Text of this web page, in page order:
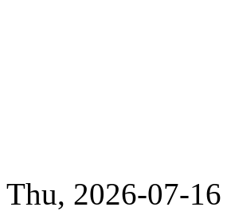
Thu, 2026-07-